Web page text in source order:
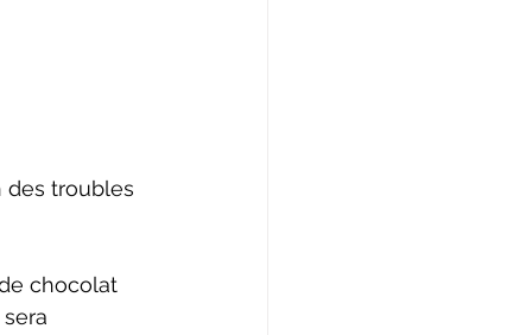
des troubles
chocolat